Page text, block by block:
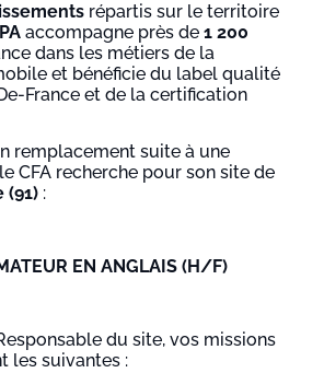
répartis sur le territoire
accompagne près de 1 200
dans les métiers de la
et bénéficie du label qualité
France et de la certification
remplacement suite à une
CFA recherche pour son site de
(91) :
EN ANGLAIS (H/F)
du site, vos missions
les suivantes :